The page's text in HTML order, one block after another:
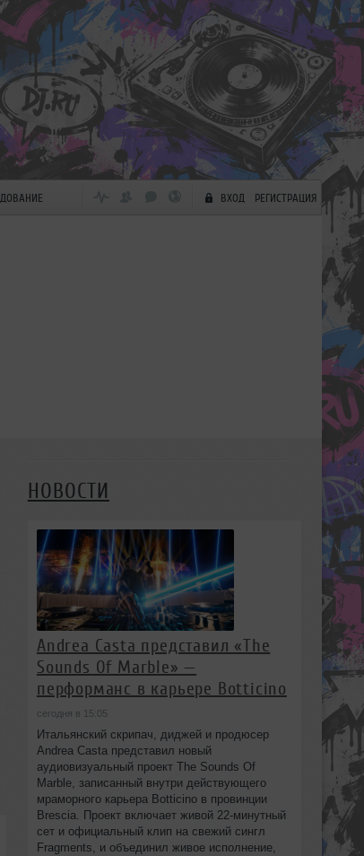
ВХОД РЕГИСТРАЦИЯ
НОВОСТИ
Andrea Casta представил «The
Sounds Of Marble» —
перформанс в карьере Botticino
сегодня в 15:05
Итальянский скрипач, диджей и продюсер
Andrea Casta представил новый
аудиовизуальный проект The Sounds Of
Marble, записанный внутри действующего
мраморного карьера Botticino в провинции
Brescia. Проект включает живой 22‑минутный
сет и официальный клип на свежий сингл
Fragments, и объединил живое исполнение,